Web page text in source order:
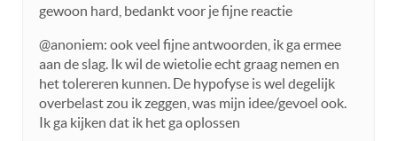
gewoon hard, bedankt voor je fijne reactie
@anoniem: ook veel fijne antwoorden, ik ga ermee
aan de slag. Ik wil de wietolie echt graag nemen en
het tolereren kunnen. De hypofyse is wel degelijk
overbelast zou ik zeggen, was mijn idee/gevoel ook.
Ik ga kijken dat ik het ga oplossen